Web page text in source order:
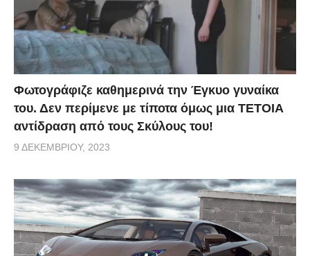
Φωτογράφιζε καθημερινά την Έγκυο γυναίκα
του. Δεν περίμενε με τίποτα όμως μια ΤΕΤΟΙΑ
αντίδραση από τους Σκύλους του!
9 ΔΕΚΕΜΒΡΊΟΥ, 2023